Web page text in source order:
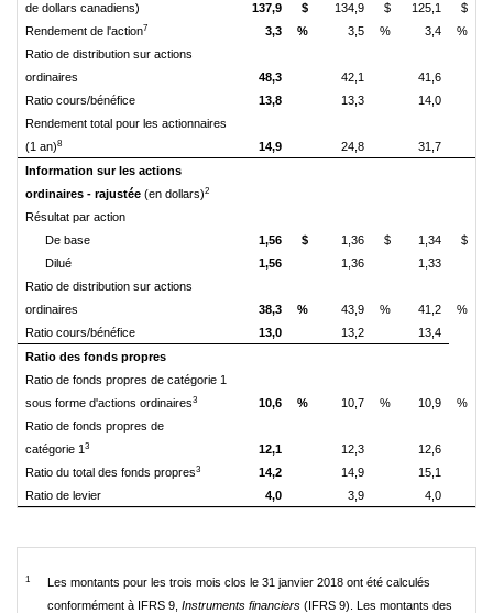
de dollars canadiens)
137,9 $ 134,9 $ 125,1
$
Rendement de l'action7 3,3 % 3,5 % 3,4
%
Ratio de distribution sur actions
ordinaires
48,3 42,1
41,6
Ratio cours/bénéfice
13,8 13,3
14,0
Rendement total pour les actionnaires
(1 an)8 14,9 24,8
31,7
Information sur les actions
ordinaires - rajustée (en dollars)2
Résultat par action
De base
1,56 $ 1,36 $ 1,34
$
Dilué
1,56 1,36
1,33
Ratio de distribution sur actions
ordinaires
38,3 % 43,9 % 41,2
%
Ratio cours/bénéfice
13,0 13,2
13,4
Ratio des fonds propres
Ratio de fonds propres de catégorie 1
sous forme d'actions ordinaires3 10,6 % 10,7 % 10,9
%
Ratio de fonds propres de
catégorie 1 3 12,1 12,3
12,6
Ratio du total des fonds propres3 14,2 14,9
15,1
Ratio de levier
4,0 3,9 4,0
1
Les montants pour les trois mois clos le 31 janvier 2018 ont été calculés
conformément à IFRS 9, Instruments financiers (IFRS 9). Les montants des